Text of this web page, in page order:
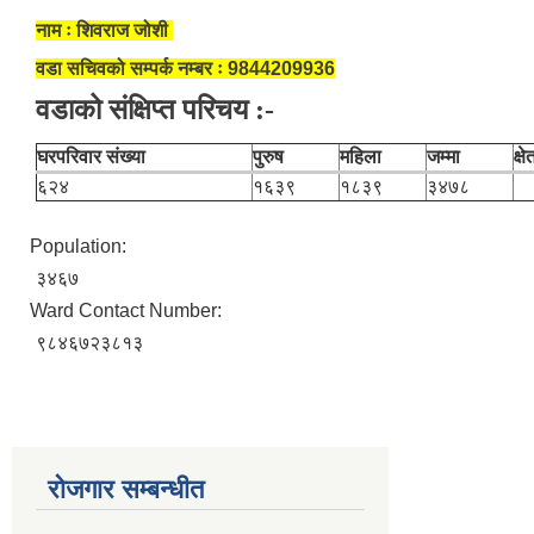
नाम ः शिवराज जोशी
वडा सचिवको सम्पर्क नम्बर ः 9844209936
वडाको संक्षिप्त परिचय :-
घरपरिवार संख्या पुरुष महिला जम्मा
६२४
१६३९ १८३९ ३४७८
Population:
३४६७
Ward Contact Number:
९८४६७२३८१३
रोजगार सम्बन्धीत